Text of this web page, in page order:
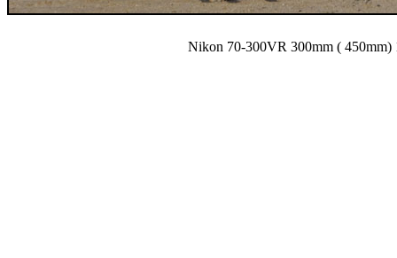
Nikon 70-300VR 300mm ( 450mm)